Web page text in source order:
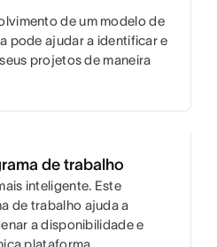
de um modelo de
pode ajudar a identificar e
projetos de maneira
de trabalho
inteligente. Este
de trabalho ajuda a
a disponibilidade e
plataforma